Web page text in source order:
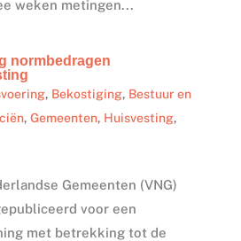
weken metingen...
normbedragen
, Bekostiging, Bestuur en
, Gemeenten, Huisvesting,
Gemeenten (VNG)
voor een
met betrekking tot de